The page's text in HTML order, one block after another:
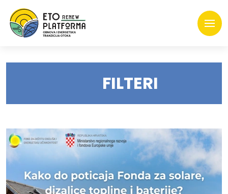
FILTERI